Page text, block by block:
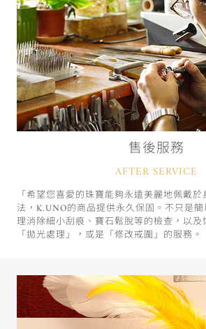
售後服務
AFTER SERVICE
「希望您喜愛的珠寶能夠永遠美麗地佩戴
法，K.UNO的商品提供永久保固。不只是
理消除細小刮痕、寶石鬆脫等的檢查，以
「拋光處理」，或是「修改戒圍」的服務。